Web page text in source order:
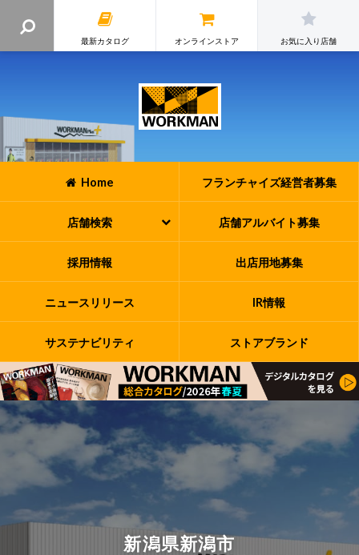
最新カタログ オンラインストア お気に入り店舗
Home フランチャイズ経営者募集
店舗検索 店舗アルバイト募集
採用情報 出店用地募集
ニュースリリース IR情報
サステナビリティ ストアブランド
新潟県新潟市